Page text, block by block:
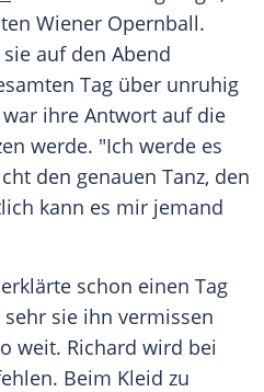
Wiener Opernball.
auf den Abend
Tag über unruhig
ihre Antwort auf die
werde. "Ich werde es
den genauen Tanz, den
kann es mir jemand
schon einen Tag
sehr sie ihn vermissen
weit. Richard wird bei
Beim Kleid zu